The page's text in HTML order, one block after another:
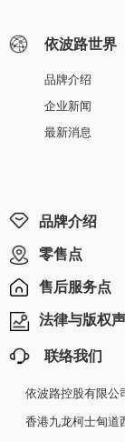
依波路世界
品牌介绍
企业新闻
最新消息
品牌介绍
零售点
售后服务点
法律与版权
联络我们
依波路控股有限公
香港九龙柯士甸道